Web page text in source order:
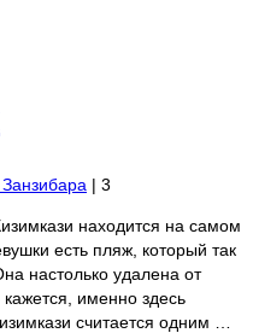
| 3
находится на самом
есть пляж, который так
настолько удалена от
именно здесь
считается одним …